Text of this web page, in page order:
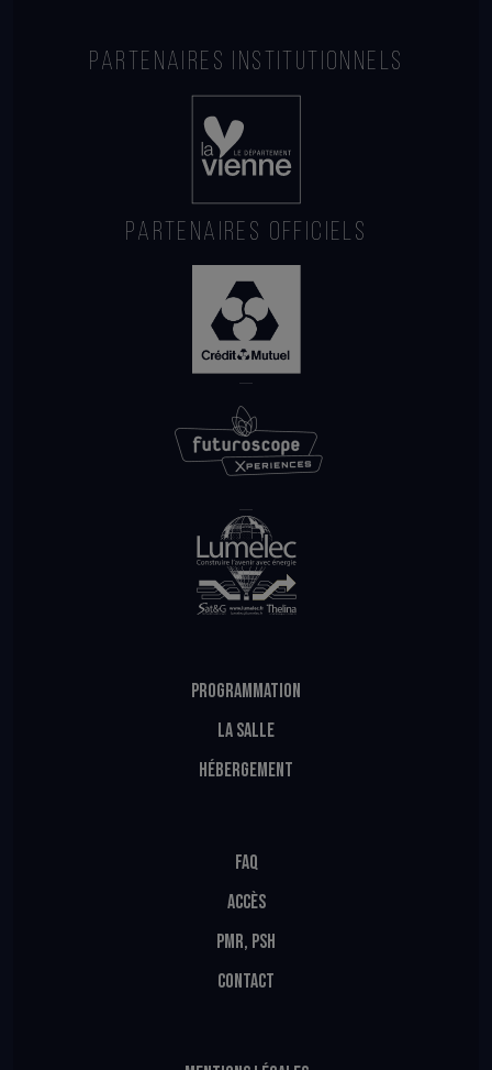
PARTENAIRES INSTITUTIONNELS
PARTENAIRES OFFICIELS
PROGRAMMATION
LA SALLE
HÉBERGEMENT
FAQ
ACCÈS
PMR, PSH
CONTACT